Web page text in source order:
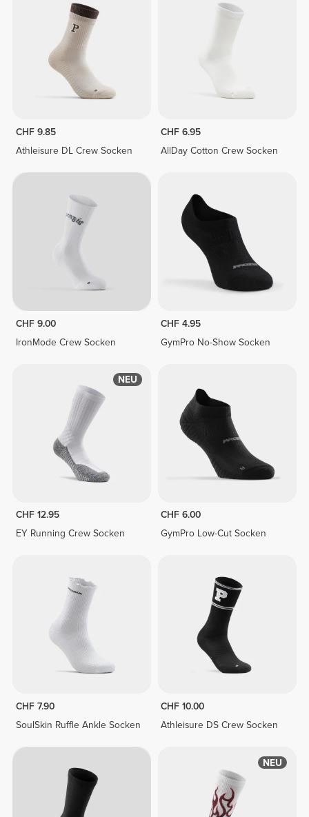
CHF 9.85
Athleisure DL Crew Socken
CHF 6.95
AllDay Cotton Crew Socken
CHF 9.00
IronMode Crew Socken
CHF 4.95
GymPro No-Show Socken
NEU
CHF 12.95
EY Running Crew Socken
CHF 6.00
GymPro Low-Cut Socken
CHF 7.90
SoulSkin Ruffle Ankle Socken
CHF 10.00
Athleisure DS Crew Socken
NEU